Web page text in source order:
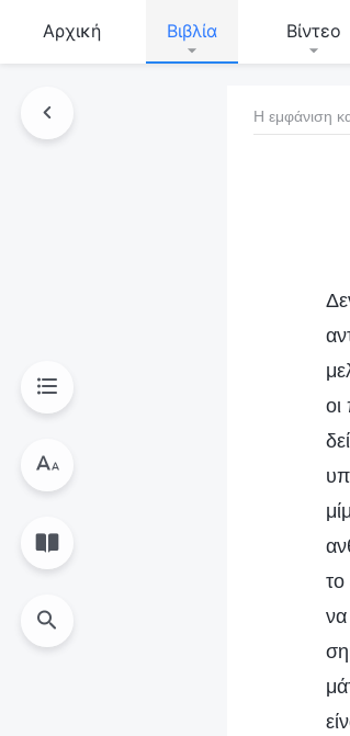
Αρχική Βιβλία Βίντεο
Η εμφάνιση